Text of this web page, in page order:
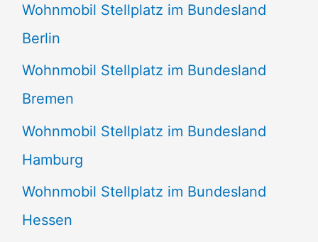
Wohnmobil Stellplatz im Bundesland
Berlin
Wohnmobil Stellplatz im Bundesland
Bremen
Wohnmobil Stellplatz im Bundesland
Hamburg
Wohnmobil Stellplatz im Bundesland
Hessen